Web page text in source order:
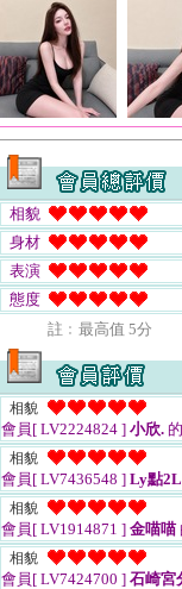
相貌
身材
表演
態度
註﹕最高值 5分
相貌
會員[ LV2224824 ] 小欣.
相貌
會員[ LV7436548 ] Ly點
相貌
會員[ LV1914871 ] 金喵喵
相貌
會員[ LV7424700 ] 石崎宮